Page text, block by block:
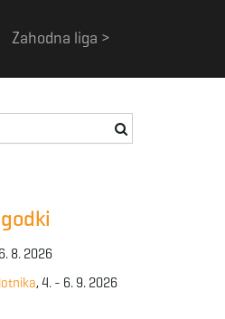
Zahodna liga >
8. 2026
, 4. - 6. 9. 2026